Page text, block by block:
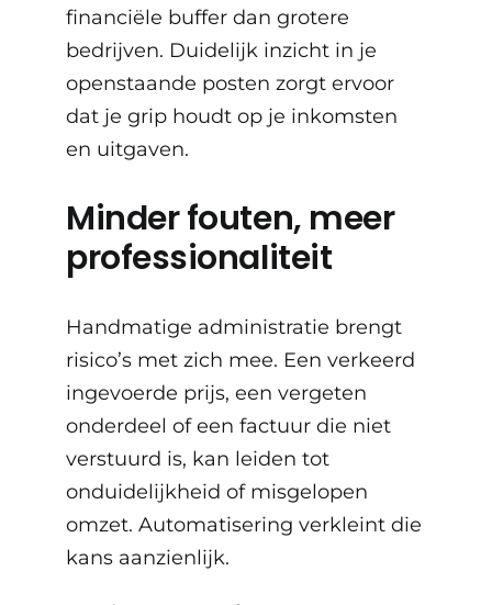
financiële buffer dan grotere
bedrijven. Duidelijk inzicht in je
openstaande posten zorgt ervoor
dat je grip houdt op je inkomsten
en uitgaven.
Minder fouten, meer
professionaliteit
Handmatige administratie brengt
risico’s met zich mee. Een verkeerd
ingevoerde prijs, een vergeten
onderdeel of een factuur die niet
verstuurd is, kan leiden tot
onduidelijkheid of misgelopen
omzet. Automatisering verkleint die
kans aanzienlijk.